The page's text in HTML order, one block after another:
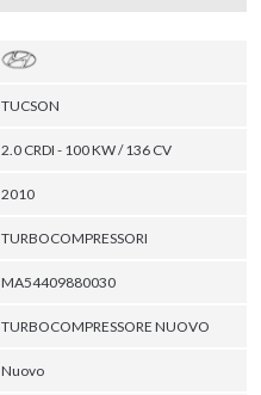
TUCSON
2.0 CRDI - 100 KW / 136 CV
2010
TURBOCOMPRESSORI
MA54409880030
TURBOCOMPRESSORE NUOVO
Nuovo